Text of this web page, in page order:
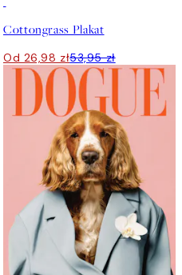
Cottongrass Plakat
Od 26,98 zł53,95 zł